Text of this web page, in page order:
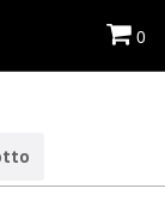
0